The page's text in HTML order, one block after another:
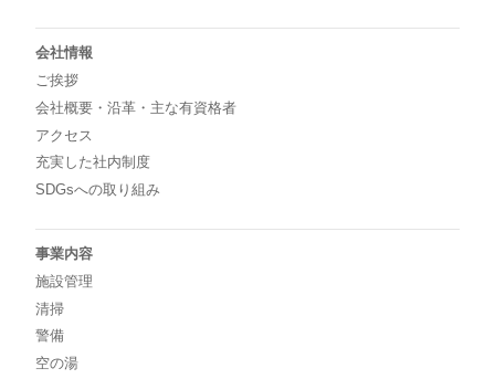
会社情報
ご挨拶
会社概要・沿革・主な有資格者
アクセス
充実した社内制度
SDGsへの取り組み
事業内容
施設管理
清掃
警備
空の湯